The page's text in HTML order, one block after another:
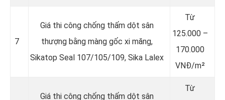
7
Giá thi công chống thấm dột sân
thượng bằng màng gốc xi măng,
Sikatop Seal 107/105/109, Sika Lalex
Từ
125.000 –
170.000
VNĐ/m²
Giá thi công chống thấm dột sân
Từ